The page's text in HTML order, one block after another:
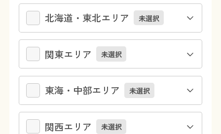
北海道・東北エリア 未選択
関東エリア 未選択
東海・中部エリア 未選択
関西エリア 未選択